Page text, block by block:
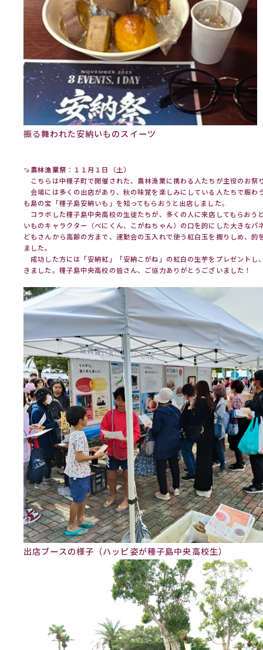
振る舞われた安納いものスイーツ
🍠農林漁業祭 ：１１月１日（土）
こちらは中種子町で開催された、農林漁業に携わる人たちが主役のお祭
会場には多くの出店があり、秋の味覚を楽しみにしている人たちで賑わ
も島の宝「種子島安納いも」を知ってもらおうと出店しました。
コラボした種子島中央高校の生徒たちが、多くの人に来店してもらおう
いものキャラクター（べにくん、こがねちゃん）の口を的にした大きなパ
どもさんから高齢の方まで、運動会の玉入れで使う紅白玉を握りしめ、的
ました。
成功した方には「安納紅」「安納こがね」の紅白の生芋をプレゼントし
きました。種子島中央高校の皆さん、ご協力ありがとうございました！
出店ブースの様子（ハッピ姿が種子島中央高校生）